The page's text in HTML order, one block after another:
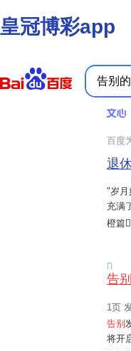
皇冠博彩app
时间
百度
退
"岁月
充满
上与
橙篇

告别
1页
告别
将开